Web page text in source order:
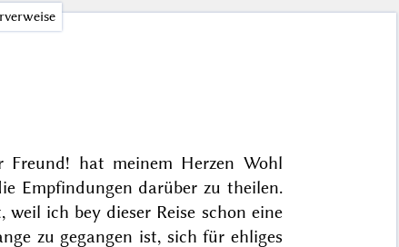
Freund! hat meinem Herzen Wohl
Empfindungen darüber zu theilen.
ich bey dieser Reise schon eine
zu gegangen ist, sich für ehliges